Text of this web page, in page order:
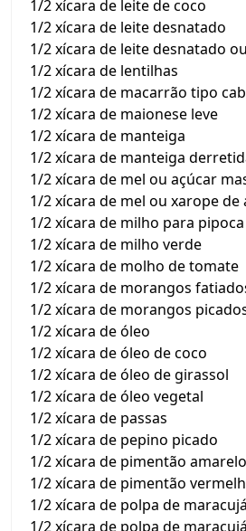
1/2 xícara de leite de coco
1/2 xícara de leite desnatado
1/2 xícara de leite desnatado
1/2 xícara de lentilhas
1/2 xícara de macarrão tipo
1/2 xícara de maionese leve
1/2 xícara de manteiga
1/2 xícara de manteiga
1/2 xícara de mel ou açúcar
1/2 xícara de mel ou xarope de
1/2 xícara de milho para pipoca
1/2 xícara de milho verde
1/2 xícara de molho de tomate
1/2 xícara de morangos
1/2 xícara de morangos
1/2 xícara de óleo
1/2 xícara de óleo de coco
1/2 xícara de óleo de girassol
1/2 xícara de óleo vegetal
1/2 xícara de passas
1/2 xícara de pepino picado
1/2 xícara de pimentão
1/2 xícara de pimentão
1/2 xícara de polpa de maracujá
1/2 xícara de polpa de